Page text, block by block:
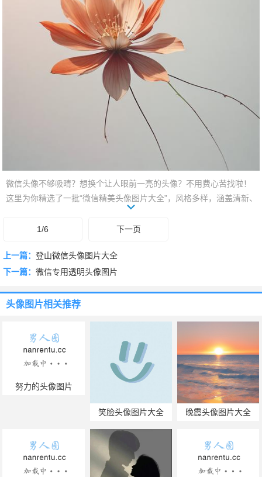
微信头像不够吸睛？想换个让人眼前一亮的头像？不用费心苦找啦！
这里为你精选了一批“微信精美头像图片大全”，风格多样，涵盖清新、
文艺、简约、可爱、搞怪等多种类型。无论是想展现你的个性魅力，
还是表达你的心情状态，都能在这里找到心仪的选择。快来挑选你的
浏览，总有一款让你心动！
1/6 下一页
上一篇： 登山微信头像图片大全
下一篇： 微信专用透明头像图片
头像图片相关推荐
努力的头像图片
笑脸头像图片大全 晚霞头像图片大全